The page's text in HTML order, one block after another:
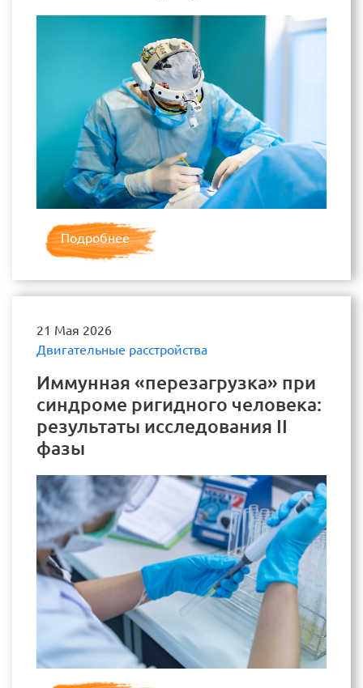
Подробнее
21 Мая 2026
Двигательные расстройства
Иммунная «перезагрузка» при
синдроме ригидного человека:
результаты исследования II
фазы